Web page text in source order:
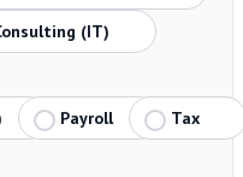
(IT)
Payroll
Tax